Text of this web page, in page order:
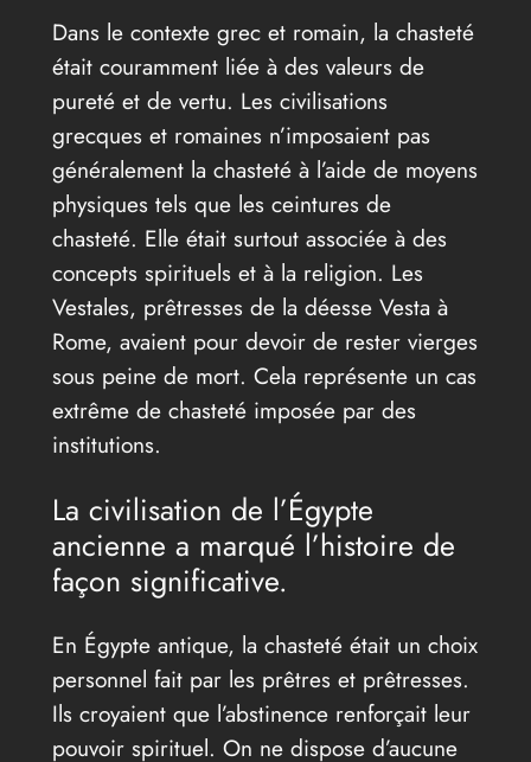
Dans le contexte grec et romain, la chasteté
était couramment liée à des valeurs de
pureté et de vertu. Les civilisations
grecques et romaines n’imposaient pas
généralement la chasteté à l’aide de moyens
physiques tels que les ceintures de
chasteté. Elle était surtout associée à des
concepts spirituels et à la religion. Les
Vestales, prêtresses de la déesse Vesta à
Rome, avaient pour devoir de rester vierges
sous peine de mort. Cela représente un cas
extrême de chasteté imposée par des
institutions.
La civilisation de l’Égypte
ancienne a marqué l’histoire de
façon significative.
En Égypte antique, la chasteté était un choix
personnel fait par les prêtres et prêtresses.
Ils croyaient que l’abstinence renforçait leur
pouvoir spirituel. On ne dispose d’aucune